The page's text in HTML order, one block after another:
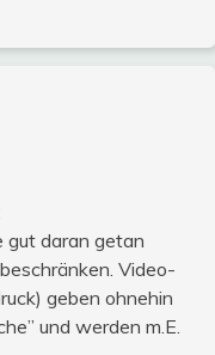
gut daran getan
Video-
geben ohnehin
und werden m.E.